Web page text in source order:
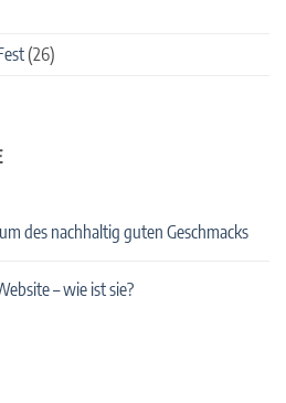
(26)
des nachhaltig guten Geschmacks
– wie ist sie?